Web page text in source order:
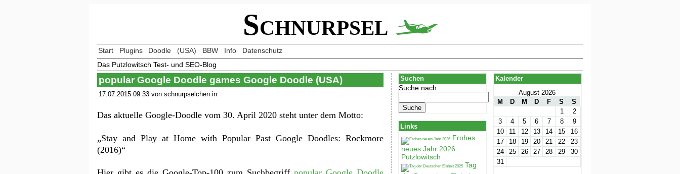
Schnurpsel
Start Plugins Doodle (USA) BBW Info
Datenschutz
Das Putzlowitsch Test- und SEO-Blog
popular Google Doodle games Google Doodle (USA)
17.07.2015 09:33 von schnurpselchen in
Das aktuelle Google-Doodle vom 30. April 2020 steht unter dem Motto:
„Stay and Play at Home with Popular Past Google Doodles: Rockmore
(2016)“
Suchen
Suche nach:
Links
Frohes
neues Jahr 2026
Putzlowitsch
Tag
Kalender
August 2026
M
D M D F S
S
1
2
3
4 5 6 7 8
9
10
11 12 13 14 15
16
17
18 19 20 21 22
23
24
25 26 27 28 29
30
31